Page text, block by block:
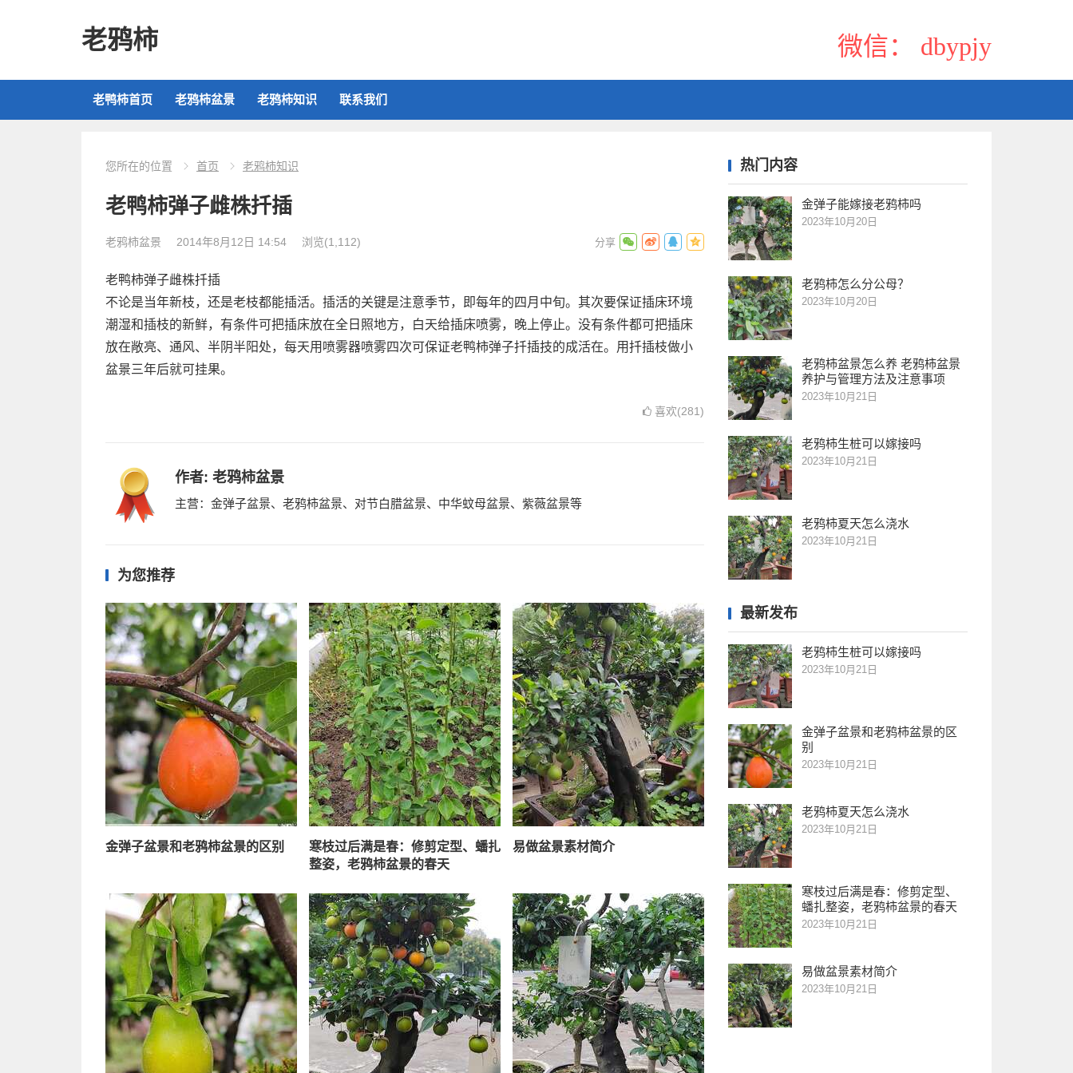
老鸦柿 微信： dbypjy
老鸭柿首页 老鸦柿盆景 老鸦柿知识 联系我们
您所在的位置 首页 老鸦柿知识
老鸭柿弹子雌株扦插
老鸦柿盆景 2014年8月12日 14:54 浏览(1,112)
老鸭柿弹子雌株扦插
不论是当年新枝，还是老枝都能插活。插活的关键是注意季节，即每年的四月中旬。其次要保证插床环境
潮湿和插枝的新鲜，有条件可把插床放在全日照地方，白天给插床喷雾，晚上停止。没有条件都可把插床
放在敞亮、通风、半阴半阳处，每天用喷雾器喷雾四次可保证老鸭柿弹子扦插技的成活在。用扦插枝做小
盆景三年后就可挂果。
喜欢(281)
作者: 老鸦柿盆景
主营：金弹子盆景、老鸦柿盆景、对节白腊盆景、中华蚊母盆景、紫薇盆景等
为您推荐
金弹子盆景和老鸦柿盆景的区别
寒枝过后满是春：修剪定型、蟠扎
整姿，老鸦柿盆景的春天
易做盆景素材简介
热门内容
金弹子能嫁接老鸦柿吗
2023年10月20日
老鸦柿怎么分公母？
2023年10月20日
老鸦柿盆景怎么养 老鸦柿盆景
养护与管理方法及注意事项
2023年10月21日
老鸦柿生桩可以嫁接吗
2023年10月21日
老鸦柿夏天怎么浇水
2023年10月21日
最新发布
老鸦柿生桩可以嫁接吗
2023年10月21日
金弹子盆景和老鸦柿盆景的区
别
2023年10月21日
老鸦柿夏天怎么浇水
2023年10月21日
寒枝过后满是春：修剪定型、
蟠扎整姿，老鸦柿盆景的春天
2023年10月21日
易做盆景素材简介
2023年10月21日